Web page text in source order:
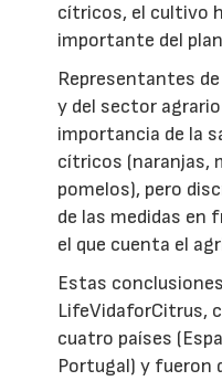
cítricos, el cultivo
importante del
Representantes
y del sector
importancia de la
cítricos (naranjas,
pomelos), pero
de las medidas en
el que cuenta el
Estas
LifeVidaforCitrus,
cuatro países
Portugal) y fueron